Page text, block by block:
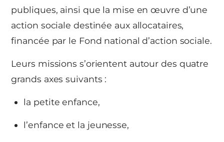
publiques, ainsi que la mise en œuvre d’une
action sociale destinée aux allocataires,
financée par le Fond national d’action sociale.
Leurs missions s’orientent autour des quatre
grands axes suivants :
la petite enfance,
l’enfance et la jeunesse,